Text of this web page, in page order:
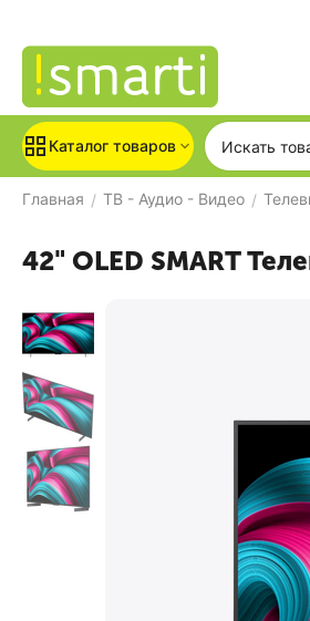
Каталог товаров
Главная / ТВ - Аудио - Видео /
42" OLED SMART